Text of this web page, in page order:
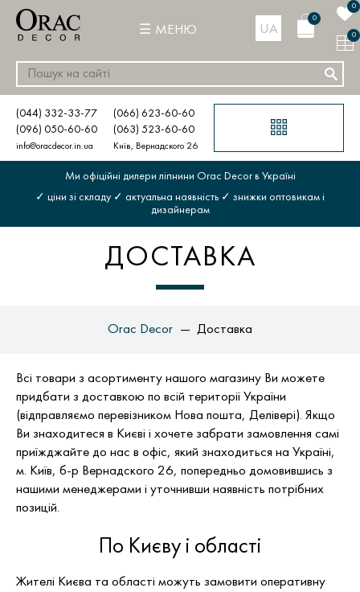
МЕНЮ UA
0
0
0
(044) 332-33-77
(096) 050-60-60
info@oracdecor.in.ua
(066) 623-60-60
(063) 523-60-60
Київ, Вернадского 26
Ми офіційні дилери ліпнини Orac Decor в Україні
✓ ціни зі складу ✓ актуальна наявність ✓ знижки оптовикам і
дизайнерам
ДОСТАВКА
Orac Decor Доставка
Всі товари з асортименту нашого магазину Ви можете
придбати з доставкою по всій території України
(відправляємо перевізником Нова пошта, Делівері). Якщо
Ви знаходитеся в Києві і хочете забрати замовлення самі
приїжджайте до нас в офіс, який знаходиться на Україні,
м. Київ, б-р Вернадского 26, попередньо домовившись з
нашими менеджерами і уточнивши наявність потрібних
позицій.
По Києву і області
Жителі Києва та області можуть замовити оперативну